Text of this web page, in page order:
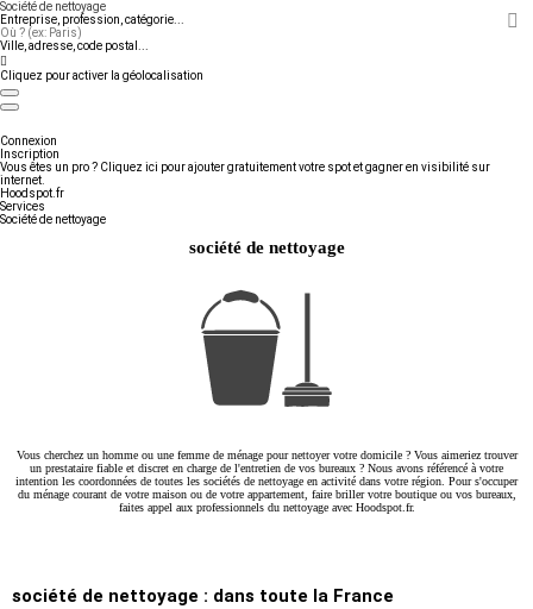
Entreprise, profession, catégorie...
Ville, adresse, code postal...
Cliquez pour activer la géolocalisation
Connexion
Inscription
Vous êtes un pro ? Cliquez ici pour ajouter gratuitement votre spot et gagner en visibilité sur
internet.
Hoodspot.fr
Services
Société de nettoyage
société de nettoyage
Vous cherchez un homme ou une femme de ménage pour nettoyer votre domicile ? Vous aimeriez trouver
un prestataire fiable et discret en charge de l'entretien de vos bureaux ? Nous avons référencé à votre
intention les coordonnées de toutes les sociétés de nettoyage en activité dans votre région. Pour s'occuper
du ménage courant de votre maison ou de votre appartement, faire briller votre boutique ou vos bureaux,
faites appel aux professionnels du nettoyage avec Hoodspot.fr.
société de nettoyage : dans toute la France